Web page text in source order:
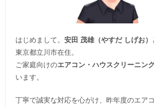
はじめまして。 安田 茂雄（やすだ しげお）
東京都立川市在住。
ご家庭向けのエアコン・ハウスクリーニン
います。
丁寧で誠実な対応を心がけ、昨年度のエア